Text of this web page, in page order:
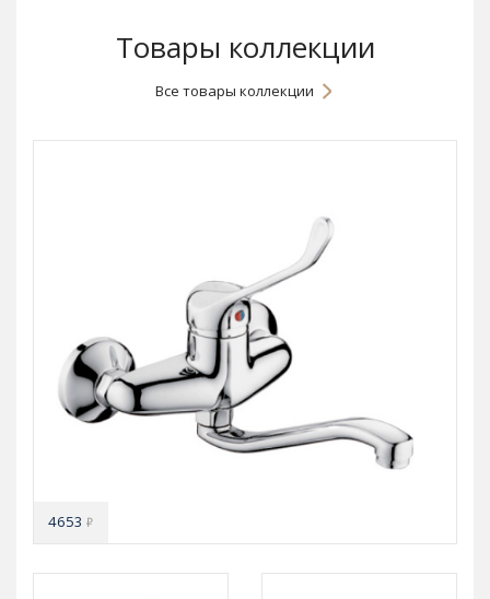
Товары коллекции
Все товары коллекции
4653₽